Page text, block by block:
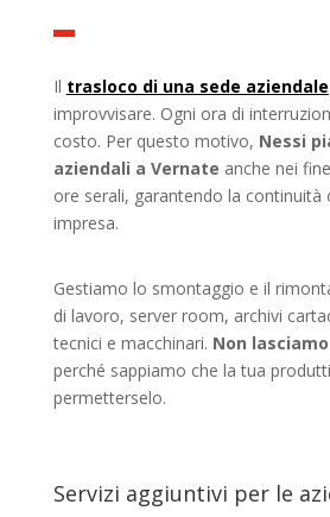
Il trasloco di una sede aziendale
improvvisare. Ogni ora di
costo. Per questo motivo, Nessi
aziendali a Vernate anche nei
ore serali, garantendo la continuità
impresa.
Gestiamo lo smontaggio e il
di lavoro, server room, archivi
tecnici e macchinari. Non
perché sappiamo che la tua
permetterselo.
Servizi aggiuntivi per le